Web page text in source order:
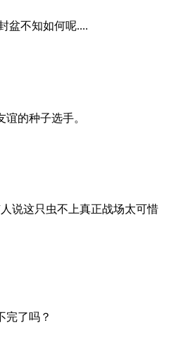
盆不知如何呢....
的种子选手。
说这只虫不上真正战场太可惜
完了吗？